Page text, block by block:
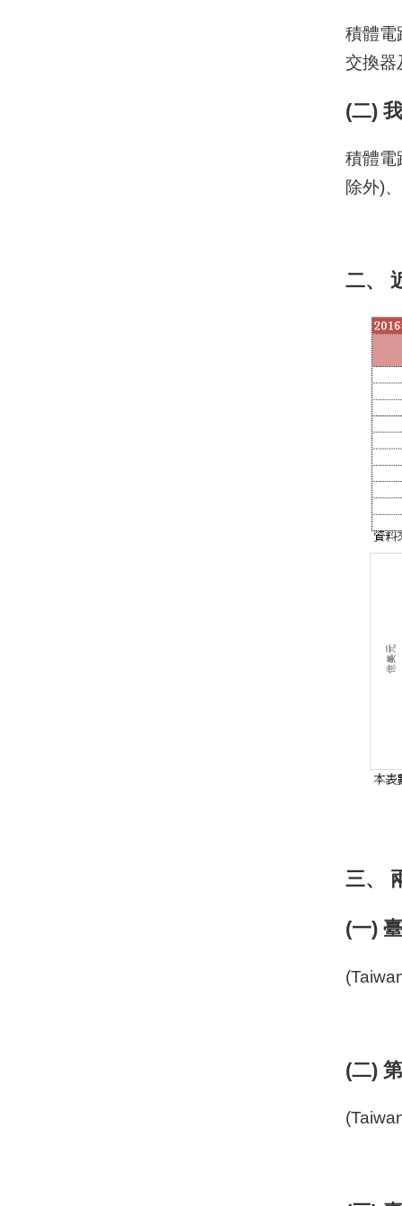
積體電
交換器
(二)
積體電
除外)
二、
三、
(一)
(二)